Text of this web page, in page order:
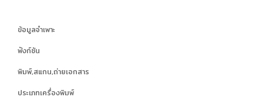
ข้อมูลจำเพาะ
ฟังก์ชัน
พิมพ์,สแกน,ถ่ายเอกสาร
ประเภทเครื่องพิมพ์